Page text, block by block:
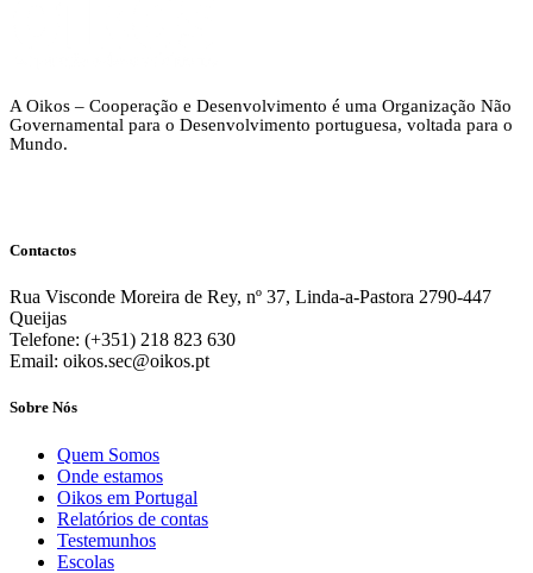
A Oikos – Cooperação e Desenvolvimento é uma Organização Não
Governamental para o Desenvolvimento portuguesa, voltada para o
Mundo.
Contactos
Rua Visconde Moreira de Rey, nº 37, Linda-a-Pastora 2790-447
Queijas
Telefone: (+351) 218 823 630
Email: oikos.sec@oikos.pt
Sobre Nós
Quem Somos
Onde estamos
Oikos em Portugal
Relatórios de contas
Testemunhos
Escolas